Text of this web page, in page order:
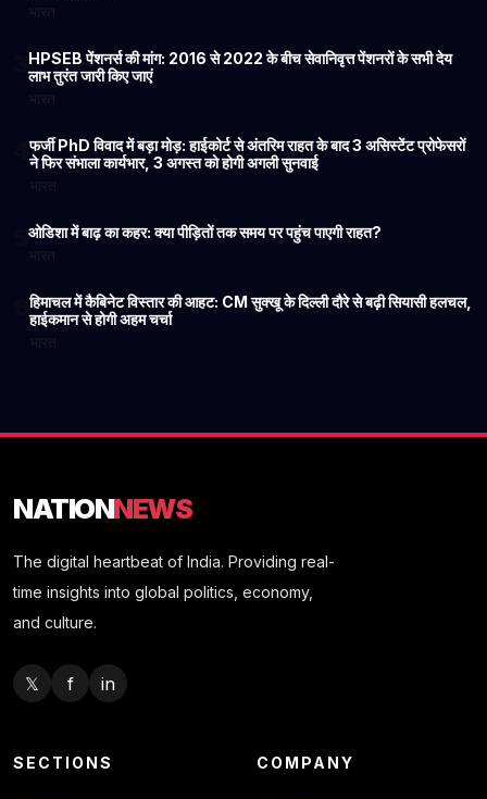
HPSEB पेंशनर्स की मांग: 2016 से 2022 के बीच सेवानिवृत्त पेंशनरों के सभी देय
लाभ तुरंत जारी किए जाएं
4फर्जी PhD विवाद में बड़ा मोड़: हाईकोर्ट से अंतरिम राहत के बाद 3 असिस्टेंट प्रोफेसरों
ने फिर संभाला कार्यभार, 3 अगस्त को होगी अगली सुनवाई
ओडिशा में बाढ़ का कहर: क्या पीड़ितों तक समय पर पहुंच पाएगी राहत?
6हिमाचल में कैबिनेट विस्तार की आहट: CM सुक्खू के दिल्ली दौरे से बढ़ी सियासी हलचल,
हाईकमान से होगी अहम चर्चा
NATIONNEWS
The digital heartbeat of India. Providing real-
time insights into global politics, economy,
and culture.
𝕏 f in
SECTIONS COMPANY